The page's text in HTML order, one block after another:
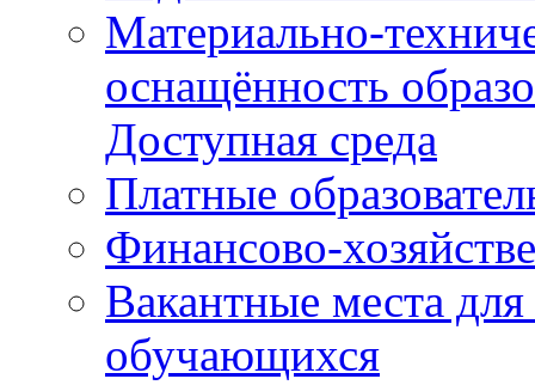
Материально-
оснащённость
Доступная среда
Платные
Финансово-
Вакантные места
обучающихся